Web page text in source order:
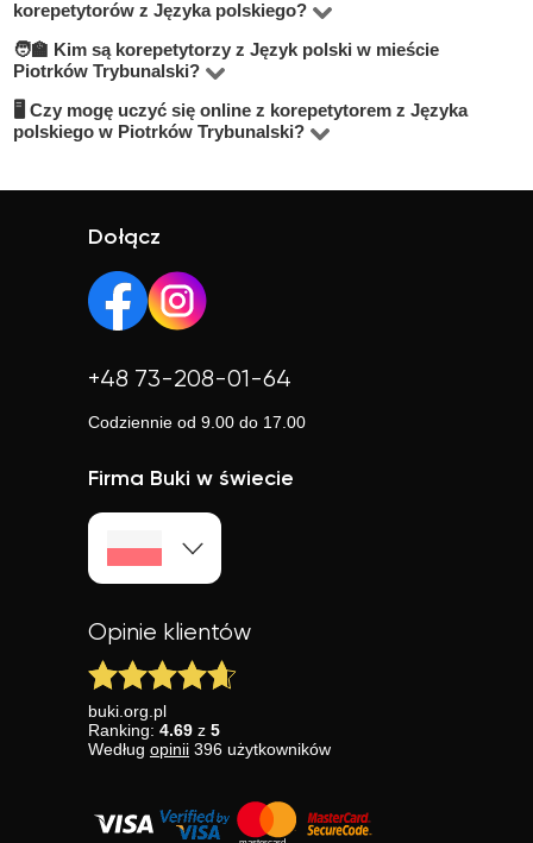
lokalizację. Warto szukać korepetytorów z opcją
nauczyciel Ci odpowiada.
trybu zajęć (online lub stacjonarnie). Średnia cena w
mieście Piotrków Trybunalski wynosi od 70 do 100 zł/h.
korepetytorów z Języka polskiego?
Na BUKI możesz znaleźć nauczycieli w niemal
wszystkich dzielnicach miasta Piotrków Trybunalski.
Możesz też wybrać lekcje online, jeśli zależy Ci na
🧑‍🏫 Kim są korepetytorzy z Język polski w mieście
Piotrków Trybunalski?
Na BUKI znajdziesz wykwalifikowanych nauczycieli,
studentów oraz praktyków z doświadczeniem. Średnia
🖥 Czy mogę uczyć się online z korepetytorem z Języka
polskiego w Piotrków Trybunalski?
Online możesz uczyć się w elastyczny sposób,
niezależnie od lokalizacji.
Dołącz
+48 73-208-01-64
Codziennie od 9.00 do 17.00
Firma Buki w świecie
Opinie klientów
buki.org.pl
Ranking: 4.69 z 5
Według opinii 396 użytkowników